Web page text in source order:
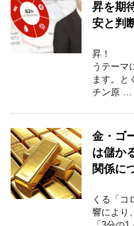
昇を期
安と判
JCRフ
昇！ い
うテーマ
ます。と
チン原 …
金・ゴ
は儲か
関係に
今の
くる「
響により